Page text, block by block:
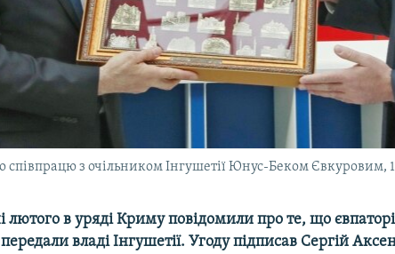
співпрацю з очільником Інгушетії Юнус-Беком Євкуровим,
лютого в уряді Криму повідомили про те, що
владі Інгушетії. Угоду підписав Сергій